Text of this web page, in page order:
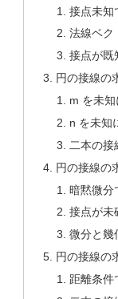
接点未知
法線ベク
接点が既
円の接線の
m を未
n を未知
二本の接
円の接線の
暗黙微分
接点が未
微分と幾
円の接線の
距離条件